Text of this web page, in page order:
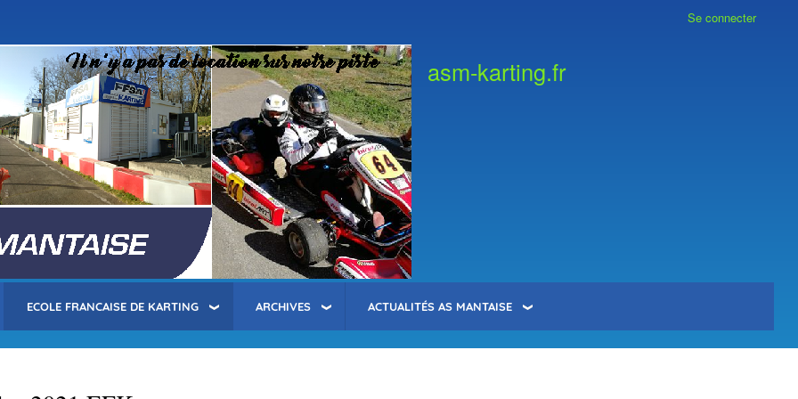
contenu
principal
Se connecter
asm-karting.fr
ECOLE FRANCAISE DE KARTING ARCHIVES ACTUALITÉS AS MANTAISE